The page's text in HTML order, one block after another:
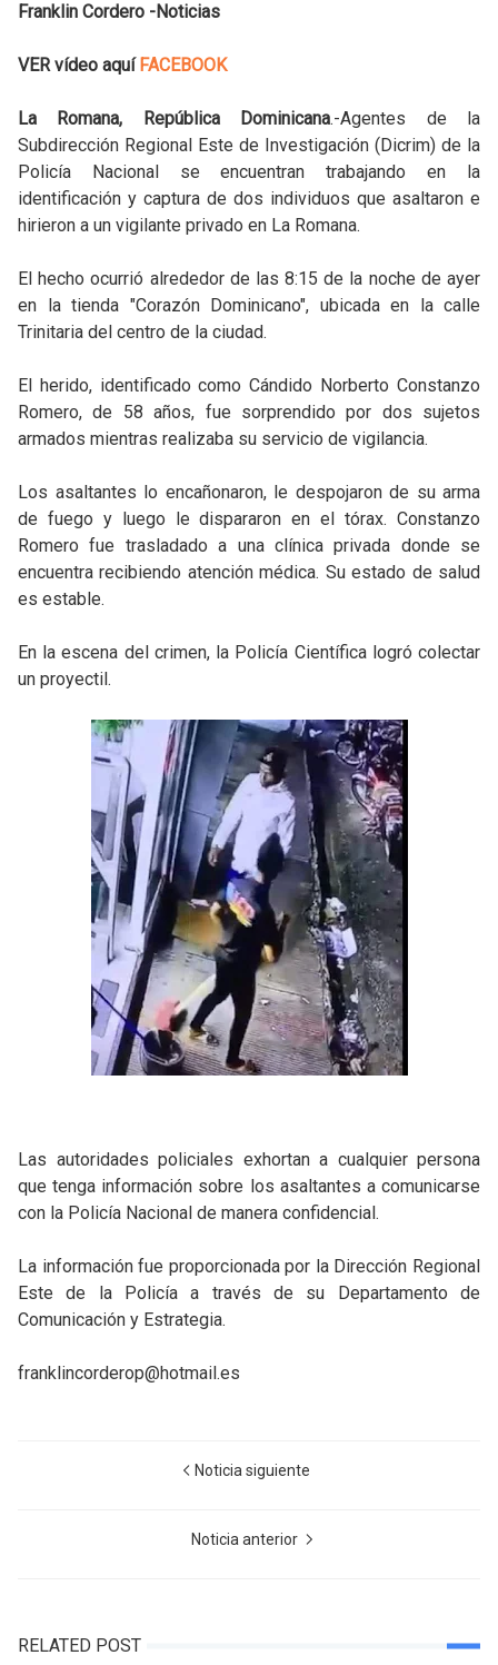
Franklin Cordero -Noticias
VER vídeo aquí FACEBOOK
La Romana, República Dominicana.-Agentes de la
Subdirección Regional Este de Investigación (Dicrim) de la
Policía Nacional se encuentran trabajando en la
identificación y captura de dos individuos que asaltaron e
hirieron a un vigilante privado en La Romana.
El hecho ocurrió alrededor de las 8:15 de la noche de ayer
en la tienda "Corazón Dominicano", ubicada en la calle
Trinitaria del centro de la ciudad.
El herido, identificado como Cándido Norberto Constanzo
Romero, de 58 años, fue sorprendido por dos sujetos
armados mientras realizaba su servicio de vigilancia.
Los asaltantes lo encañonaron, le despojaron de su arma
de fuego y luego le dispararon en el tórax. Constanzo
Romero fue trasladado a una clínica privada donde se
encuentra recibiendo atención médica. Su estado de salud
es estable.
En la escena del crimen, la Policía Científica logró colectar
un proyectil.
Las autoridades policiales exhortan a cualquier persona
que tenga información sobre los asaltantes a comunicarse
con la Policía Nacional de manera confidencial.
La información fue proporcionada por la Dirección Regional
Este de la Policía a través de su
Departamento de
Comunicación y Estrategia.
franklincorderop@hotmail.es
Noticia siguiente
Noticia anterior
RELATED POST